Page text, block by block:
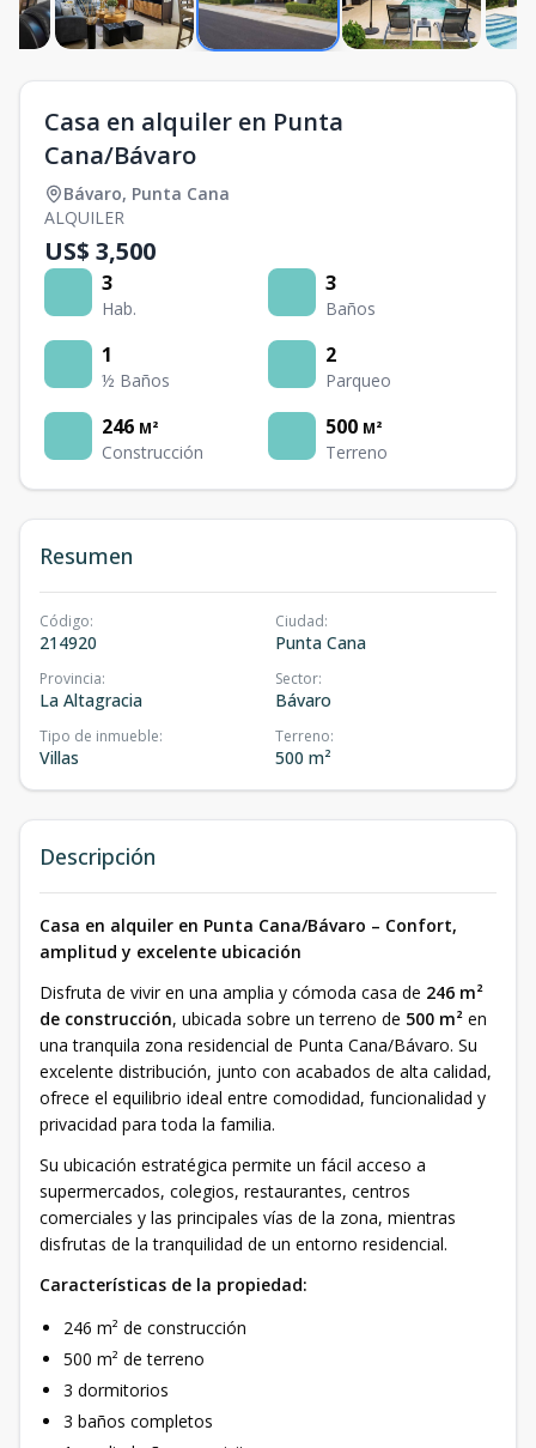
Casa en alquiler en Punta
Cana/Bávaro
Bávaro, Punta Cana
ALQUILER
US$ 3,500
3
Hab.
3
Baños
1
½ Baños
2
Parqueo
246 M²
Construcción
500 M²
Terreno
Resumen
Código:
214920
Ciudad:
Punta Cana
Provincia:
La Altagracia
Sector:
Bávaro
Tipo de inmueble:
Villas
Terreno:
500 m²
Descripción
Casa en alquiler en Punta Cana/Bávaro – Confort,
amplitud y excelente ubicación
Disfruta de vivir en una amplia y cómoda casa de 246 m²
de construcción, ubicada sobre un terreno de 500 m² en
una tranquila zona residencial de Punta Cana/Bávaro. Su
excelente distribución, junto con acabados de alta calidad,
ofrece el equilibrio ideal entre comodidad, funcionalidad y
privacidad para toda la familia.
Su ubicación estratégica permite un fácil acceso a
supermercados, colegios, restaurantes, centros
comerciales y las principales vías de la zona, mientras
disfrutas de la tranquilidad de un entorno residencial.
Características de la propiedad:
246 m² de construcción
500 m² de terreno
3 dormitorios
3 baños completos